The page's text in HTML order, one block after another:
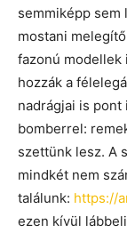
semmiképp sem
mostani
fazonú modellek
hozzák a
nadrágjai is
bomberrel:
szettünk lesz. A
mindkét nem
találunk: https://
ezen kívül